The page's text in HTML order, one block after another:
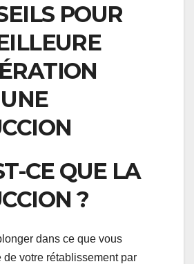
POUR
CE QUE LA
?
dans ce que vous
de votre rétablissement par